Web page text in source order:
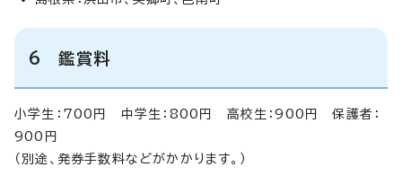
6 鑑賞料
小学生：700円 中学生：800円 高校生：900円 保護者：
900円
（別途、発券手数料などがかかります。）